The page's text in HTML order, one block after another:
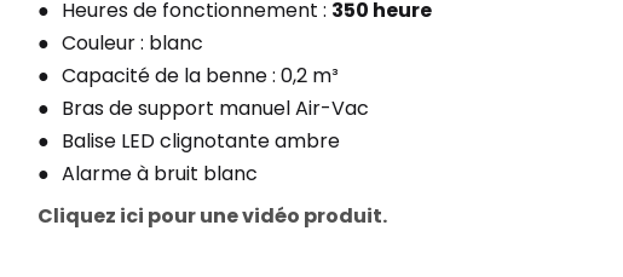
Heures de fonctionnement : 350 heure
Couleur : blanc
Capacité de la benne : 0,2 m³
Bras de support manuel Air-Vac
Balise LED clignotante ambre
Alarme à bruit blanc
Cliquez ici pour une vidéo produit.